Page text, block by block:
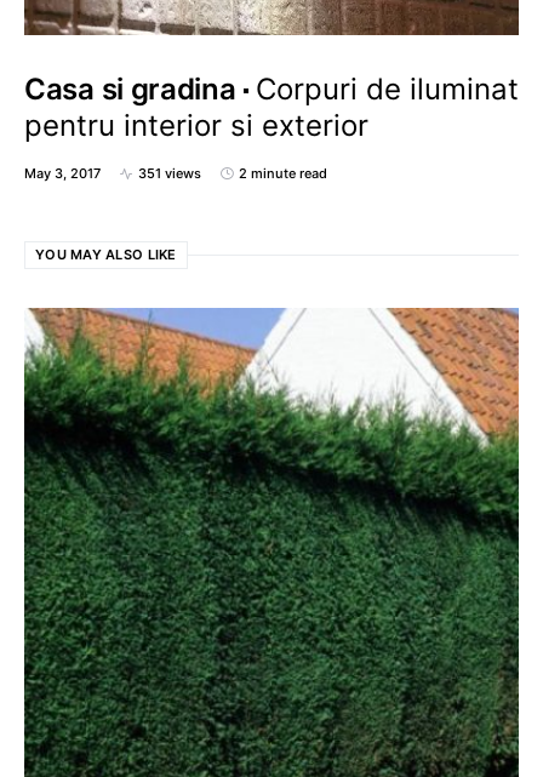
Casa si gradina
Corpuri de iluminat
pentru interior si exterior
May 3, 2017 351 views 2 minute read
YOU MAY ALSO LIKE